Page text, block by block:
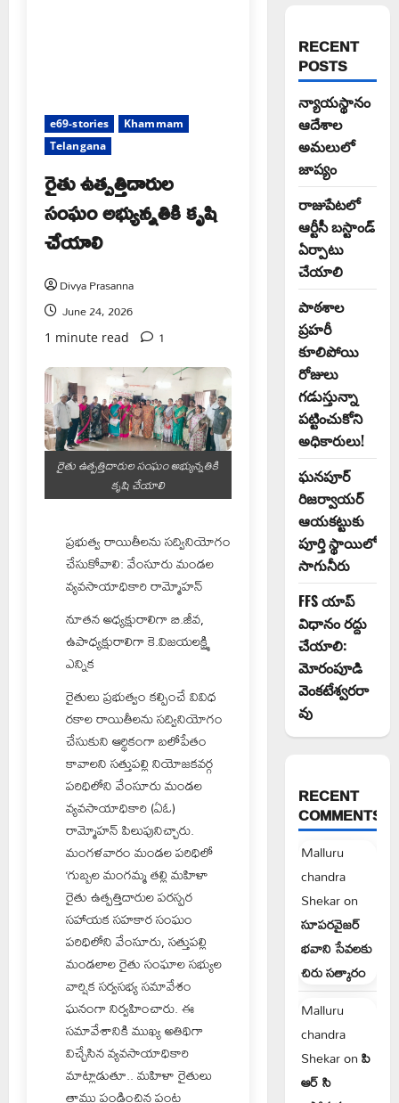
e69-stories
Khammam
Telangana
రైతు ఉత్పత్తిదారుల
సంఘం అభ్యున్నతికి కృషి
చేయాలి
Divya Prasanna
June 24, 2026
1 minute read 1
రైతు ఉత్పత్తిదారుల సంఘం అభ్యున్నతికి
కృషి చేయాలి
ప్రభుత్వ రాయితీలను సద్వినియోగం
చేసుకోవాలి: వేంసూరు మండల
వ్యవసాయాధికారి రామ్మోహన్‌
నూతన అధ్యక్షురాలిగా బి.జీవ,
ఉపాధ్యక్షురాలిగా కె.విజయలక్ష్మి
ఎన్నిక
రైతులు ప్రభుత్వం కల్పించే వివిధ
రకాల రాయితీలను సద్వినియోగం
చేసుకుని ఆర్థికంగా బలోపేతం
కావాలని సత్తుపల్లి నియోజకవర్గ
పరిధిలోని వేంసూరు మండల
వ్యవసాయాధికారి (ఏఓ)
రామ్మోహన్‌ పిలుపునిచ్చారు.
మంగళవారం మండల పరిధిలో
‘గుబ్బల మంగమ్మ తల్లి మహిళా
రైతు ఉత్పత్తిదారుల పరస్పర
సహాయక సహకార సంఘం
పరిధిలోని వేంసూరు, సత్తుపల్లి
మండలాల రైతు సంఘాల సభ్యుల
వార్షిక సర్వసభ్య సమావేశం
ఘనంగా నిర్వహించారు. ఈ
సమావేశానికి ముఖ్య అతిథిగా
విచ్చేసిన వ్యవసాయాధికారి
మాట్లాడుతూ.. మహిళా రైతులు
తాము పండించిన పంట
RECENT
POSTS
న్యాయస్థానం
ఆదేశాల
అమలులో
జాప్యం
రాజుపేటలో
ఆర్టీసీ బస్టాండ్
ఏర్పాటు
చేయాలి
పాఠశాల
ప్రహరీ
కూలిపోయి
రోజులు
గడుస్తున్నా
పట్టించుకోని
అధికారులు!
ఘనపూర్
రిజర్వాయర్
ఆయకట్టుకు
పూర్తి స్థాయిలో
సాగునీరు
FFS యాప్
విధానం రద్దు
చేయాలి:
మోరంపూడి
వెంకటేశ్వరరా
వు
RECENT
COMMENTS
Malluru
chandra
Shekaron
సూపరవైజర్
భవాని సేవలకు
చిరు సత్కారం
Malluru
chandra
Shekaronపి
ఆర్ సి